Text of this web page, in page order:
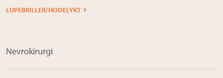
LUPEBRILLER/HODELYKT
Nevrokirurgi